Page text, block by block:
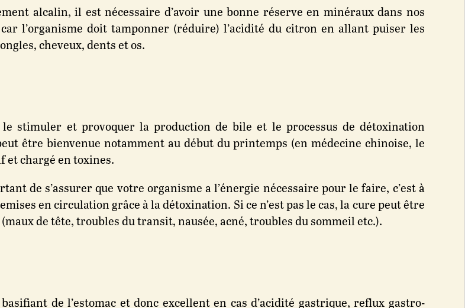
alcalin, il est nécessaire d’avoir une bonne réserve en minéraux dans nos
l’organisme doit tamponner (réduire) l’acidité du citron en allant puiser les
cheveux, dents et os.
stimuler et provoquer la production de bile et le processus de détoxination
être bienvenue notamment au début du printemps (en médecine chinoise, le
et chargé en toxines.
de s’assurer que votre organisme a l’énergie nécessaire pour le faire, c’est à
en circulation grâce à la détoxination. Si ce n’est pas le cas, la cure peut être
de tête, troubles du transit, nausée, acné, troubles du sommeil etc.).
de l’estomac et donc excellent en cas d’acidité gastrique, reflux gastro-